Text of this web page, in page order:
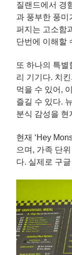
질랜드에서 경
과 풍부한 풍미
퍼지는 고소함
단번에 이해할
또 하나의 특
리 기기다. 치
먹을 수 있어,
즐길 수 있다.
분식 감성을 현
현재 ‘Hey
으며, 가족 단
다. 실제로 구